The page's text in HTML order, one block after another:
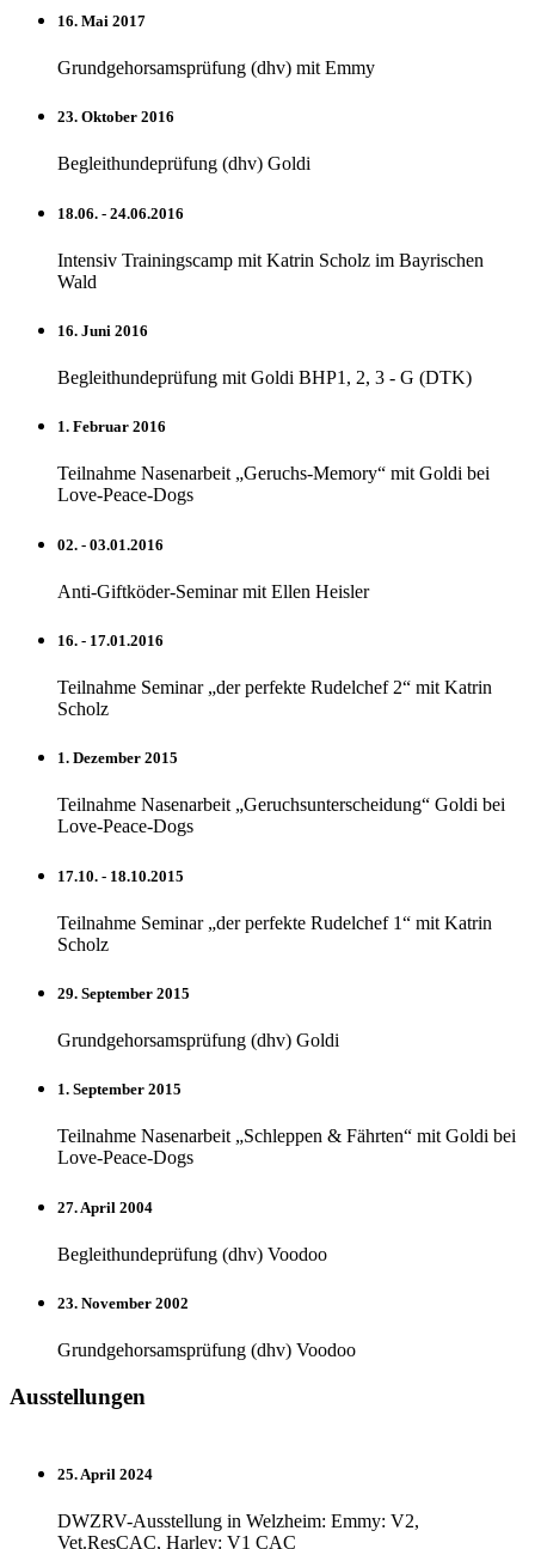
16. Mai 2017
Grundgehorsamsprüfung (dhv) mit Emmy
23. Oktober 2016
Begleithundeprüfung (dhv) Goldi
18.06. - 24.06.2016
Intensiv Trainingscamp mit Katrin Scholz im Bayrischen
Wald
16. Juni 2016
Begleithundeprüfung mit Goldi BHP1, 2, 3 - G (DTK)
1. Februar 2016
Teilnahme Nasenarbeit „Geruchs-Memory“ mit Goldi bei
Love-Peace-Dogs
02. - 03.01.2016
Anti-Giftköder-Seminar mit Ellen Heisler
16. - 17.01.2016
Teilnahme Seminar „der perfekte Rudelchef 2“ mit Katrin
Scholz
1. Dezember 2015
Teilnahme Nasenarbeit „Geruchsunterscheidung“ Goldi bei
Love-Peace-Dogs
17.10. - 18.10.2015
Teilnahme Seminar „der perfekte Rudelchef 1“ mit Katrin
Scholz
29. September 2015
Grundgehorsamsprüfung (dhv) Goldi
1. September 2015
Teilnahme Nasenarbeit „Schleppen & Fährten“ mit Goldi bei
Love-Peace-Dogs
27. April 2004
Begleithundeprüfung (dhv) Voodoo
23. November 2002
Grundgehorsamsprüfung (dhv) Voodoo
Ausstellungen
25. April 2024
DWZRV-Ausstellung in Welzheim: Emmy: V2,
Vet.ResCAC, Harley: V1 CAC